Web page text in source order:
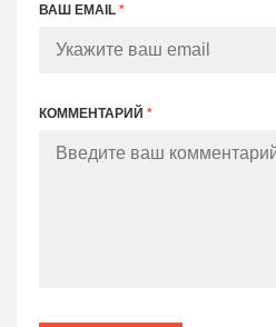
ВАШ EMAIL *
КОММЕНТАРИЙ *